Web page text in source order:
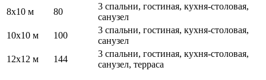
8х10 м 80
3 спальни, гостиная, кухня-столовая,
санузел
10х10 м
100
3 спальни, гостиная, кухня-столовая,
санузел
12х12 м
144
3 спальни, гостиная, кухня-столовая,
санузел, терраса